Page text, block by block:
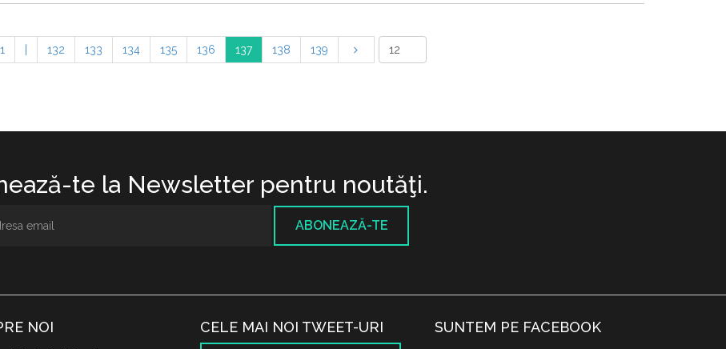
1 132 133 134 135 136 137 138 139
te la Newsletter pentru noutăţi.
ABONEAZĂ-TE
NOI CELE MAI NOI TWEET-URI SUNTEM PE FACEBOOK